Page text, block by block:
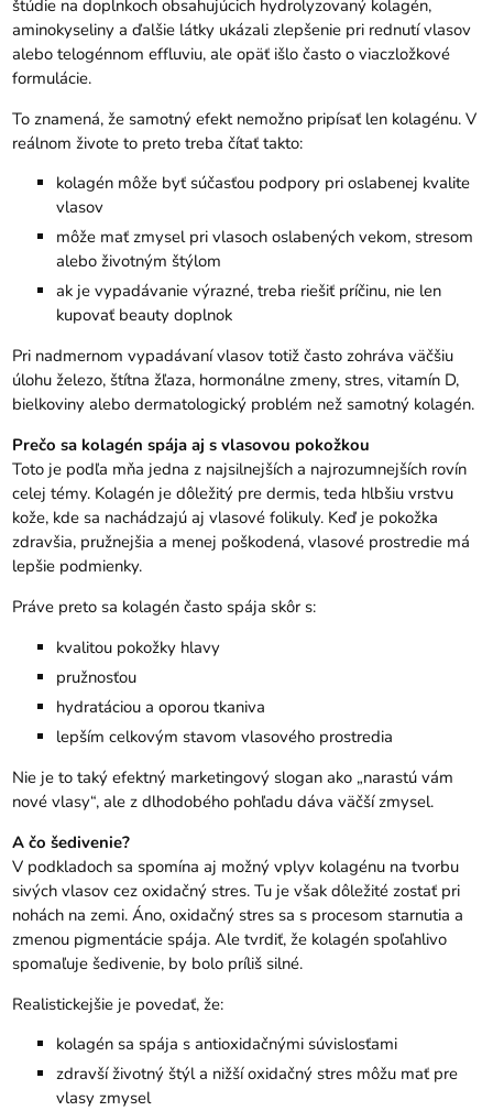
štúdie na doplnkoch obsahujúcich hydrolyzovaný kolagén,
aminokyseliny a ďalšie látky ukázali zlepšenie pri rednutí vlasov
alebo telogénnom effluviu, ale opäť išlo často o viaczložkové
formulácie.
To znamená, že samotný efekt nemožno pripísať len kolagénu. V
reálnom živote to preto treba čítať takto:
kolagén môže byť súčasťou podpory pri oslabenej kvalite
vlasov
môže mať zmysel pri vlasoch oslabených vekom, stresom
alebo životným štýlom
ak je vypadávanie výrazné, treba riešiť príčinu, nie len
kupovať beauty doplnok
Pri nadmernom vypadávaní vlasov totiž často zohráva väčšiu
úlohu železo, štítna žľaza, hormonálne zmeny, stres, vitamín D,
bielkoviny alebo dermatologický problém než samotný kolagén.
Prečo sa kolagén spája aj s vlasovou pokožkou
Toto je podľa mňa jedna z najsilnejších a najrozumnejších rovín
celej témy. Kolagén je dôležitý pre dermis, teda hlbšiu vrstvu
kože, kde sa nachádzajú aj vlasové folikuly. Keď je pokožka
zdravšia, pružnejšia a menej poškodená, vlasové prostredie má
lepšie podmienky.
Práve preto sa kolagén často spája skôr s:
kvalitou pokožky hlavy
pružnosťou
hydratáciou a oporou tkaniva
lepším celkovým stavom vlasového prostredia
Nie je to taký efektný marketingový slogan ako „narastú vám
nové vlasy“, ale z dlhodobého pohľadu dáva väčší zmysel.
A čo šedivenie?
V podkladoch sa spomína aj možný vplyv kolagénu na tvorbu
sivých vlasov cez oxidačný stres. Tu je však dôležité zostať pri
nohách na zemi. Áno, oxidačný stres sa s procesom starnutia a
zmenou pigmentácie spája. Ale tvrdiť, že kolagén spoľahlivo
spomaľuje šedivenie, by bolo príliš silné.
Realistickejšie je povedať, že:
kolagén sa spája s antioxidačnými súvislosťami
zdravší životný štýl a nižší oxidačný stres môžu mať pre
vlasy zmysel